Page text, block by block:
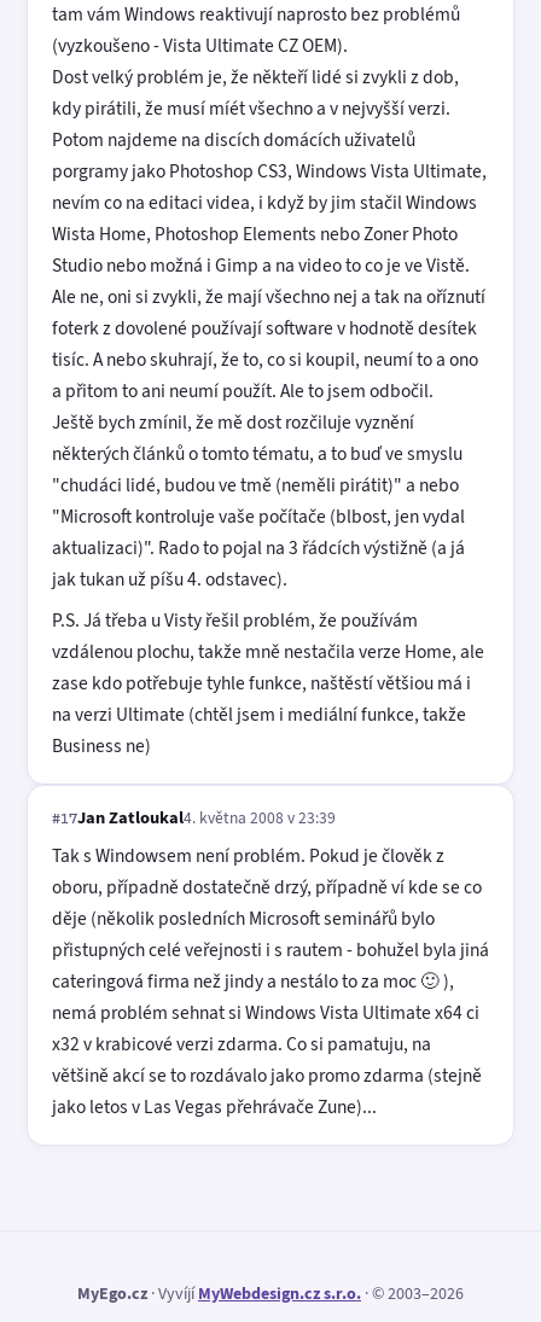
tam vám Windows reaktivují naprosto bez problémů
(vyzkoušeno - Vista Ultimate CZ OEM).
Dost velký problém je, že někteří lidé si zvykli z dob,
kdy pirátili, že musí míét všechno a v nejvyšší verzi.
Potom najdeme na discích domácích uživatelů
porgramy jako Photoshop CS3, Windows Vista Ultimate,
nevím co na editaci videa, i když by jim stačil Windows
Wista Home, Photoshop Elements nebo Zoner Photo
Studio nebo možná i Gimp a na video to co je ve Vistě.
Ale ne, oni si zvykli, že mají všechno nej a tak na oříznutí
foterk z dovolené používají software v hodnotě desítek
tisíc. A nebo skuhrají, že to, co si koupil, neumí to a ono
a přitom to ani neumí použít. Ale to jsem odbočil.
Ještě bych zmínil, že mě dost rozčiluje vyznění
některých článků o tomto tématu, a to buď ve smyslu
"chudáci lidé, budou ve tmě (neměli pirátit)" a nebo
"Microsoft kontroluje vaše počítače (blbost, jen vydal
aktualizaci)". Rado to pojal na 3 řádcích výstižně (a já
jak tukan už píšu 4. odstavec).
P.S. Já třeba u Visty řešil problém, že používám
vzdálenou plochu, takže mně nestačila verze Home, ale
zase kdo potřebuje tyhle funkce, naštěstí většiou má i
na verzi Ultimate (chtěl jsem i mediální funkce, takže
Business ne)
#17Jan Zatloukal4. května 2008 v 23:39
Tak s Windowsem není problém. Pokud je člověk z
oboru, případně dostatečně drzý, případně ví kde se co
děje (několik posledních Microsoft seminářů bylo
přistupných celé veřejnosti i s rautem - bohužel byla jiná
cateringová firma než jindy a nestálo to za moc 🙂 ),
nemá problém sehnat si Windows Vista Ultimate x64 ci
x32 v krabicové verzi zdarma. Co si pamatuju, na
většině akcí se to rozdávalo jako promo zdarma (stejně
jako letos v Las Vegas přehrávače Zune)...
MyEgo.cz · VyvíjíMyWebdesign.cz s.r.o. · © 2003–2026